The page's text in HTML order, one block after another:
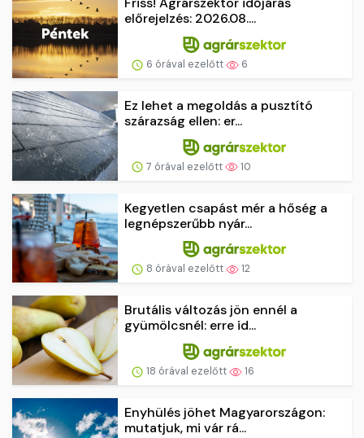
előrejelzés: 2026.08....
6 órával ezelőtt 6
Ez lehet a megoldás a pusztító
szárazság ellen: er...
7 órával ezelőtt 10
Kegyetlen csapást mér a hőség a
legnépszerűbb nyár...
8 órával ezelőtt 12
Brutális változás jön ennél a
gyümölcsnél: erre id...
18 órával ezelőtt 16
Enyhülés jöhet Magyarországon:
mutatjuk, mi vár rá...